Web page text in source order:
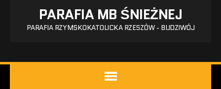
PARAFIA MB ŚNIEŻNEJ
PARAFIA RZYMSKOKATOLICKA RZESZÓW - BUDZIWÓJ